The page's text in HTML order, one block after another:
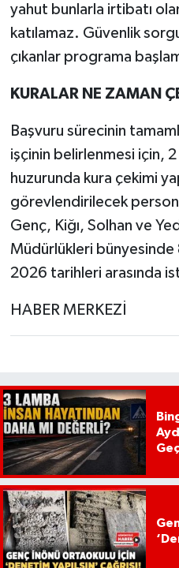
yahut bunlarla irtibatı
katılamaz. Güvenlik
çıkanlar programa
KURALAR NE ZAMAN
Başvuru sürecinin
işçinin belirlenmesi için, 2
huzurunda kura çekimi
görevlendirilecek
Genç, Kiğı, Solhan ve
Müdürlükleri
2026 tarihleri arasında
HABER MERKEZİ